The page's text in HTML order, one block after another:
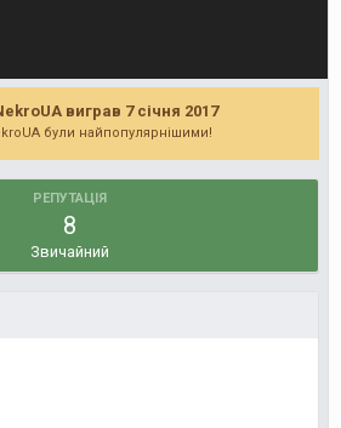
виграв 7 січня 2017
були найпопулярнішими!
РЕПУТАЦІЯ
8
Звичайний